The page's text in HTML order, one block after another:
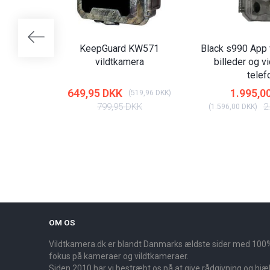
KeepGuard KW571
vildtkamera
649,95 DKK (519,96 DKK)
799,95 DKK
Black s990
billeder og
(1.596,00 DKK)
OM OS
Vildtkamera.dk er blandt Danmarks ældste sider med
fokus på kameraer og vildtkameraer.